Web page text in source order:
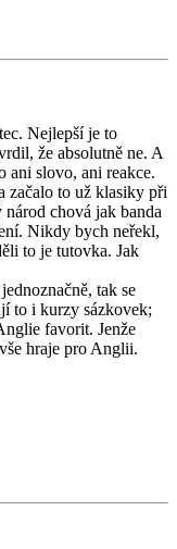
Nejlepší je to
že absolutně ne. A
ani slovo, ani reakce.
začalo to už klasiky při
chová jak banda
Nikdy bych neřekl,
to je tutovka. Jak
tak se
to i kurzy sázkovek;
favorit. Jenže
hraje pro Anglii.